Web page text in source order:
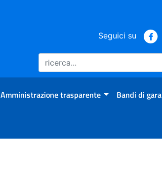
Seguici su
Amministrazione trasparente Bandi di gara